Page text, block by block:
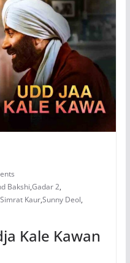
Bakshi,Gadar 2,
Simrat Kaur,Sunny Deol,
Kale Kawan